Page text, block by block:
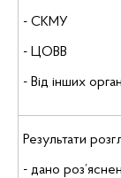
- СКМУ
- ЦОВВ
- Від інших
Результати
- дано